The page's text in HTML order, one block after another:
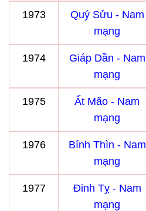
1973
Quý Sửu - Nam
mạng
1974
Giáp Dần - Nam
mạng
1975
Ất Mão - Nam
mạng
1976
Bính Thìn - Nam
mạng
1977
Đinh Tỵ - Nam
mạng